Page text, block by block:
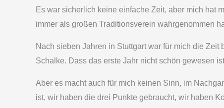
Es war sicherlich keine einfache Zeit, aber mich hat
immer als großen Traditionsverein wahrgenommen
Nach sieben Jahren in Stuttgart war für mich die
Schalke. Dass das erste Jahr nicht schön gewesen
Aber es macht auch für mich keinen Sinn, im
ist, wir haben die drei Punkte gebraucht, wir haben